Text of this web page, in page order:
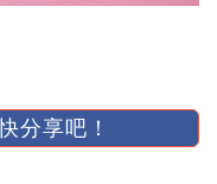
分享吧！